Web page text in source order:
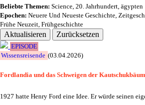
Beliebte Themen: Science, 20. Jahrhundert, ägypten
Epochen: Neuere Und Neueste Geschichte,
Frühe Neuzeit, Frühgeschichte
Aktualisieren Zurücksetzen
EPISODE
Wissensreisende (03.04.2026)
Fordlandia und das Schweigen der
1927 hatte Henry Ford eine Idee. Er würde seinen